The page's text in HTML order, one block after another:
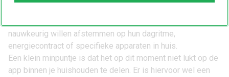
nauwkeurig willen afstemmen op hun dagritme,
energiecontract of specifieke apparaten in huis.
Een klein minpuntje is dat het op dit moment niet lukt op de
app binnen je huishouden te delen. Er is hiervoor wel een